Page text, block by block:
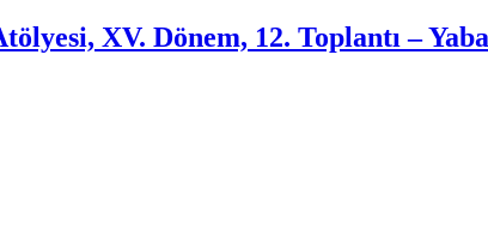
XV. Dönem, 12. Toplantı –